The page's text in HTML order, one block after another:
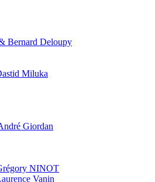
Bernard Deloupy
Miluka
Giordan
NINOT
Vanin